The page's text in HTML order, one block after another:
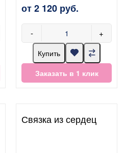
от 2 120 руб.
- +
Купить
Заказать в 1 клик
Связка из сердец